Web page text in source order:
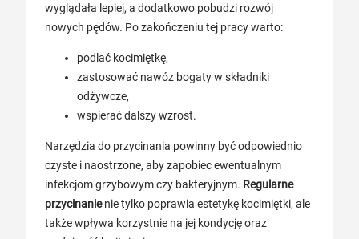
wyglądała lepiej, a dodatkowo pobudzi rozwój
nowych pędów. Po zakończeniu tej pracy warto:
podlać kocimiętkę,
zastosować nawóz bogaty w składniki
odżywcze,
wspierać dalszy wzrost.
Narzędzia do przycinania powinny być odpowiednio
czyste i naostrzone, aby zapobiec ewentualnym
infekcjom grzybowym czy bakteryjnym. Regularne
przycinanienie tylko poprawia estetykę kocimiętki, ale
także wpływa korzystnie na jej kondycję oraz